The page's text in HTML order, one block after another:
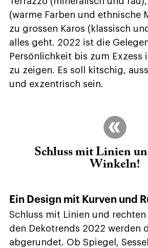
(warme Farben und ethnische
zu grossen Karos (klassisch
alles geht. 2022 ist die
Persönlichkeit bis zum Exzess
zu zeigen. Es soll kitschig,
und exzentrisch sein.
Schluss mit Linien
Winkeln!
Ein Design mit Kurven und
Schluss mit Linien und rechten
den Dekotrends 2022 werden
abgerundet. Ob Spiegel,